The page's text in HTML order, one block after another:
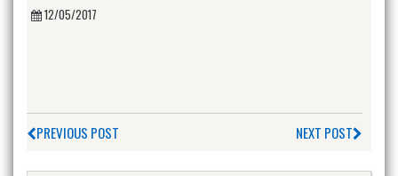
12/05/2017
PREVIOUS POST NEXT POST